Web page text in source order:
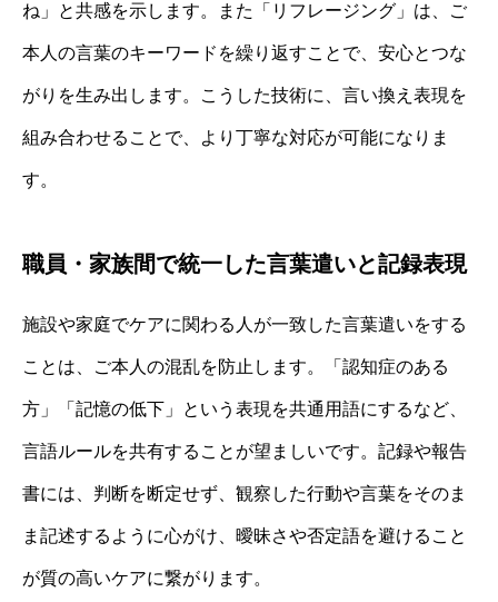
ね」と共感を示します。また「リフレージング」は、ご
本人の言葉のキーワードを繰り返すことで、安心とつな
がりを生み出します。こうした技術に、言い換え表現を
組み合わせることで、より丁寧な対応が可能になりま
す。
職員・家族間で統一した言葉遣いと記録表現
施設や家庭でケアに関わる人が一致した言葉遣いをする
ことは、ご本人の混乱を防止します。「認知症のある
方」「記憶の低下」という表現を共通用語にするなど、
言語ルールを共有することが望ましいです。記録や報告
書には、判断を断定せず、観察した行動や言葉をそのま
ま記述するように心がけ、曖昧さや否定語を避けること
が質の高いケアに繋がります。